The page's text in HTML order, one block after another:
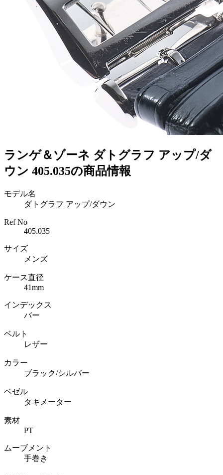
ランゲ＆ゾーネ ダトグラフ アップ/ダ
ウン 405.035の商品情報
モデル名
ダトグラフ アップ/ダウン
Ref No
405.035
サイズ
メンズ
ケース直径
41mm
インデックス
バー
ベルト
レザー
カラー
ブラック/シルバー
ベゼル
タキメーター
素材
PT
ムーブメント
手巻き